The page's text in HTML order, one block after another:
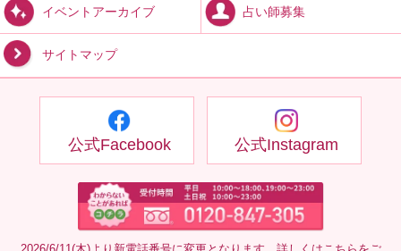
イベントアーカイブ 占い師募集
サイトマップ
公式Facebook 公式Instagram